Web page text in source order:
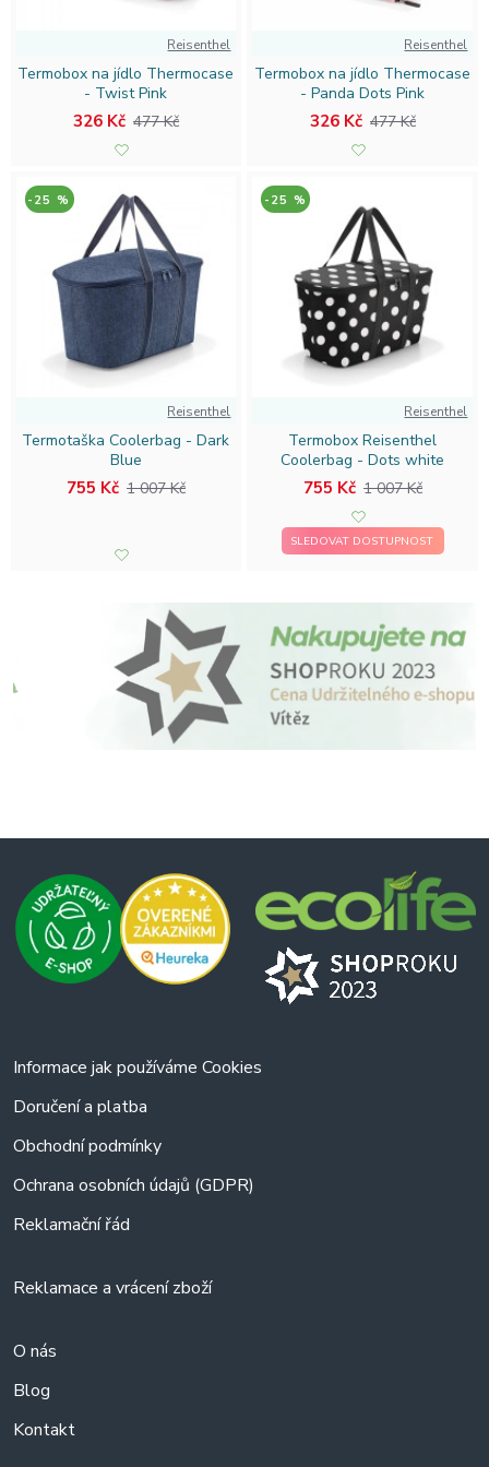
Reisenthel
Termobox na jídlo Thermocase
- Twist Pink
326 Kč 477 Kč
Reisenthel
Termobox na jídlo Thermocase
- Panda Dots Pink
326 Kč 477 Kč
-25 %
Reisenthel
Termotaška Coolerbag - Dark
Blue
755 Kč 1 007 Kč
-25 %
Reisenthel
Termobox Reisenthel
Coolerbag - Dots white
755 Kč 1 007 Kč
SLEDOVAT DOSTUPNOST
Informace jak používáme Cookies
Doručení a platba
Obchodní podmínky
Ochrana osobních údajů (GDPR)
Reklamační řád
Reklamace a vrácení zboží
O nás
Blog
Kontakt